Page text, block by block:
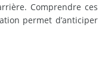
Comprendre ces
permet d’anticiper